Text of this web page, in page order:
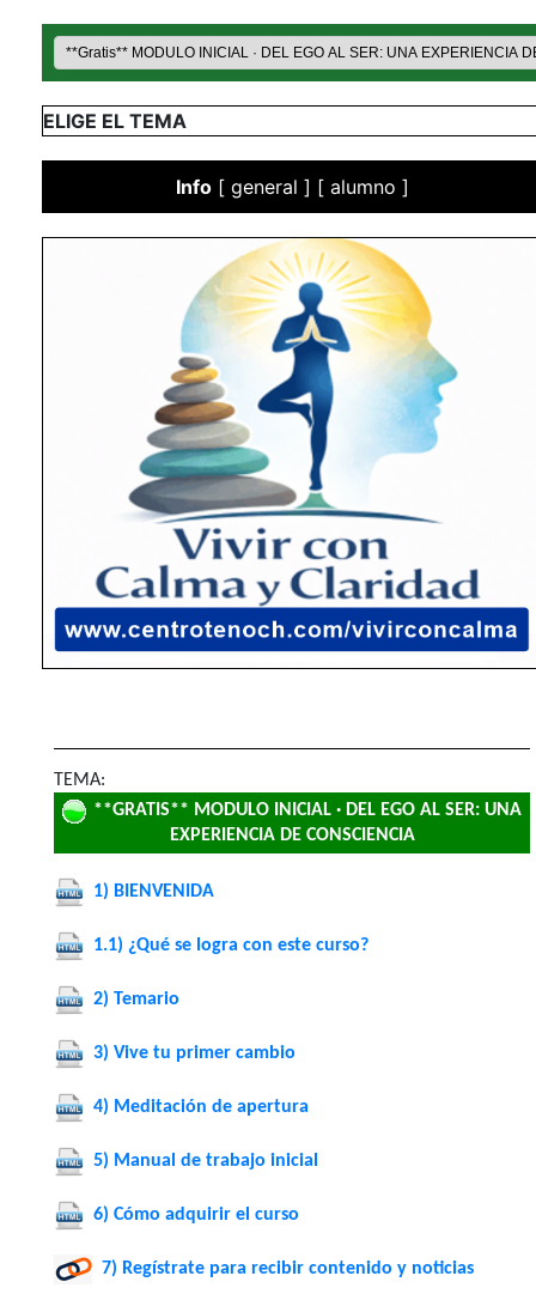
ELIGE EL TEMA
Info[ general ] [ alumno ]
TEMA:
**GRATIS** MODULO INICIAL · DEL EGO AL SER: UNA
EXPERIENCIA DE CONSCIENCIA
1) BIENVENIDA
1.1) ¿Qué se logra con este curso?
2) Temario
3) Vive tu primer cambio
4) Meditación de apertura
5) Manual de trabajo inicial
6) Cómo adquirir el curso
7) Regístrate para recibir contenido y noticias